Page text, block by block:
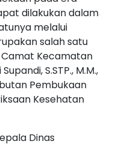
dilakukan dalam
melalui
salah satu
Kecamatan
S.STP., M.M.,
Pembukaan
Kesehatan
Dinas